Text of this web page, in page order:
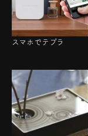
スマホでテプラ